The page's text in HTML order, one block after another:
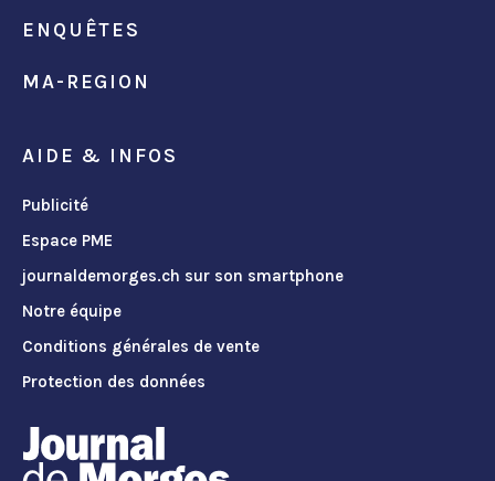
ENQUÊTES
MA-REGION
AIDE & INFOS
Publicité
Espace PME
journaldemorges.ch sur son smartphone
Notre équipe
Conditions générales de vente
Protection des données